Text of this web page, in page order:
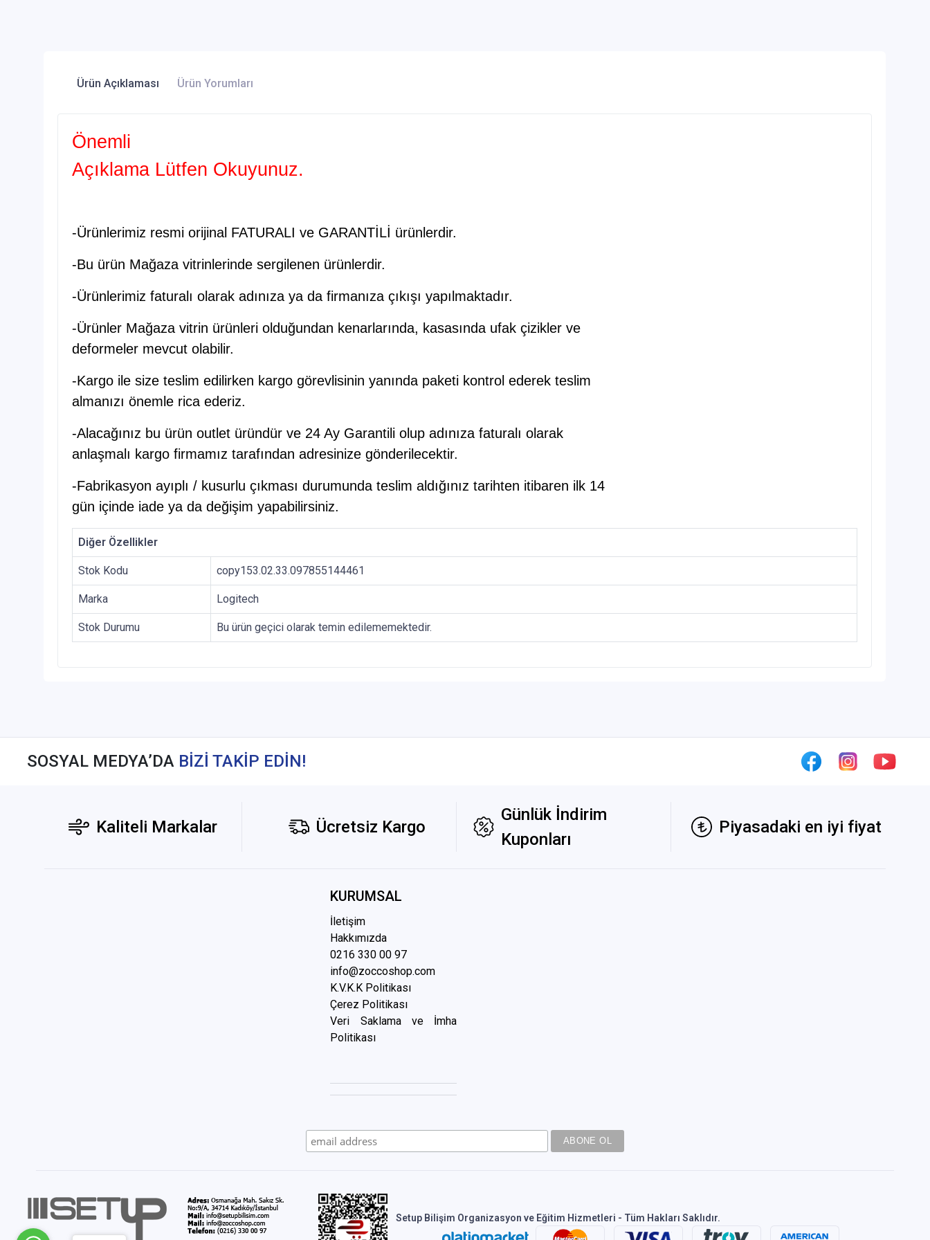
Ürün Açıklaması Ürün Yorumları
Önemli
Açıklama Lütfen Okuyunuz.
-Ürünlerimiz resmi orijinal FATURALI ve GARANTİLİ ürünlerdir.
-Bu ürün Mağaza vitrinlerinde sergilenen ürünlerdir.
-Ürünlerimiz faturalı olarak adınıza ya da firmanıza çıkışı yapılmaktadır.
-Ürünler Mağaza vitrin ürünleri olduğundan kenarlarında, kasasında ufak çizikler ve
deformeler mevcut olabilir.
-Kargo ile size teslim edilirken kargo görevlisinin yanında paketi kontrol ederek teslim
almanızı önemle rica ederiz.
-Alacağınız bu ürün outlet üründür ve 24 Ay Garantili olup adınıza faturalı olarak
anlaşmalı kargo firmamız tarafından adresinize gönderilecektir.
-Fabrikasyon ayıplı / kusurlu çıkması durumunda teslim aldığınız tarihten itibaren ilk 14
gün içinde iade ya da değişim yapabilirsiniz.
Diğer Özellikler
Stok Kodu copy153.02.33.097855144461
Marka Logitech
Stok Durumu Bu ürün geçici olarak temin edilememektedir.
SOSYAL MEDYA’DA BİZİ TAKİP EDİN!
Kaliteli Markalar Ücretsiz Kargo
Günlük İndirim
Kuponları
Piyasadaki en iyi fiyat
KURUMSAL
İletişim
Hakkımızda
0216 330 00 97
info@zoccoshop.com
K.V.K.K Politikası
Çerez Politikası
Veri Saklama ve İmha
Politikası
Setup Bilişim Organizasyon ve Eğitim Hizmetleri - Tüm Hakları Saklıdır.